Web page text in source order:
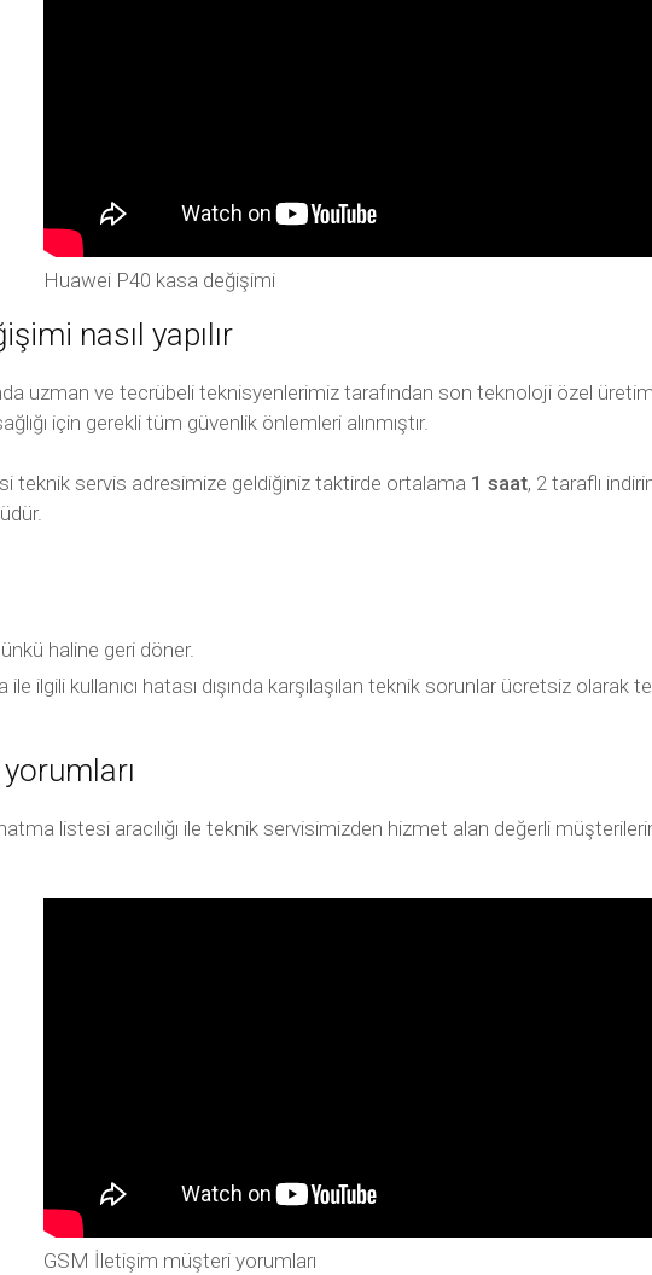
Huawei P40 kasa değişimi
nasıl yapılır
uzman ve tecrübeli teknisyenlerimiz tarafından son teknoloji özel üretim
için gerekli tüm güvenlik önlemleri alınmıştır.
teknik servis adresimize geldiğiniz taktirde ortalama 1 saat, 2 taraflı
haline geri döner.
ilgili kullanıcı hatası dışında karşılaşılan teknik sorunlar ücretsiz
listesi aracılığı ile teknik servisimizden hizmet alan değerli
GSM İletişim müşteri yorumları